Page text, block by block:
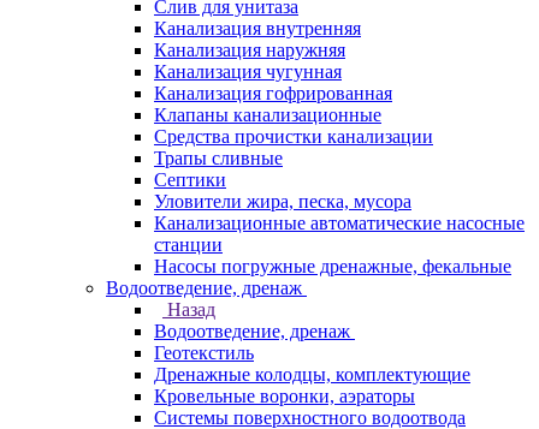
Слив для унитаза
Канализация внутренняя
Канализация наружняя
Канализация чугунная
Канализация гофрированная
Клапаны канализационные
Средства прочистки канализации
Трапы сливные
Септики
Уловители жира, песка, мусора
Канализационные автоматические насосные
станции
Насосы погружные дренажные, фекальные
Водоотведение, дренаж
Назад
Водоотведение, дренаж
Геотекстиль
Дренажные колодцы, комплектующие
Кровельные воронки, аэраторы
Системы поверхностного водоотвода